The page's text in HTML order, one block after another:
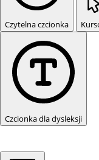
Czytelna czcionka
Czcionka dla dysleksji